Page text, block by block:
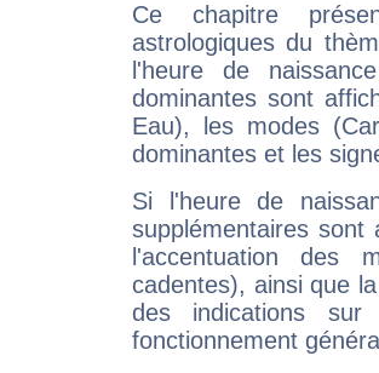
Ce chapitre
astrologiques du
l'heure de
dominantes sont
Eau), les modes
dominantes et les
Si l'heure de
supplémentaires sont
l'accentuation des
cadentes), ainsi que
des indications sur
fonctionnement